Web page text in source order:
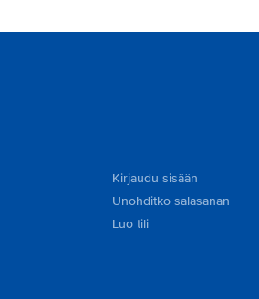
Kirjaudu sisään
Unohditko salasanan
Luo tili